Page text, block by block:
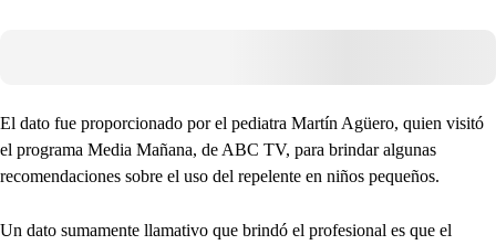
El dato fue proporcionado por el pediatra Martín Agüero, quien visitó
el programa Media Mañana, de ABC TV, para brindar algunas
recomendaciones sobre el uso del repelente en niños pequeños.
Un dato sumamente llamativo que brindó el profesional es que el